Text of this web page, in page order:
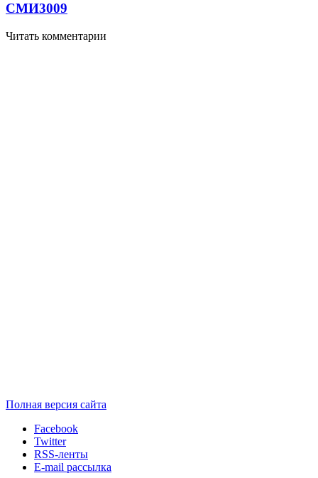
СМИ3009
Читать комментарии
Полная версия сайта
Facebook
Twitter
RSS-ленты
E-mail рассылка